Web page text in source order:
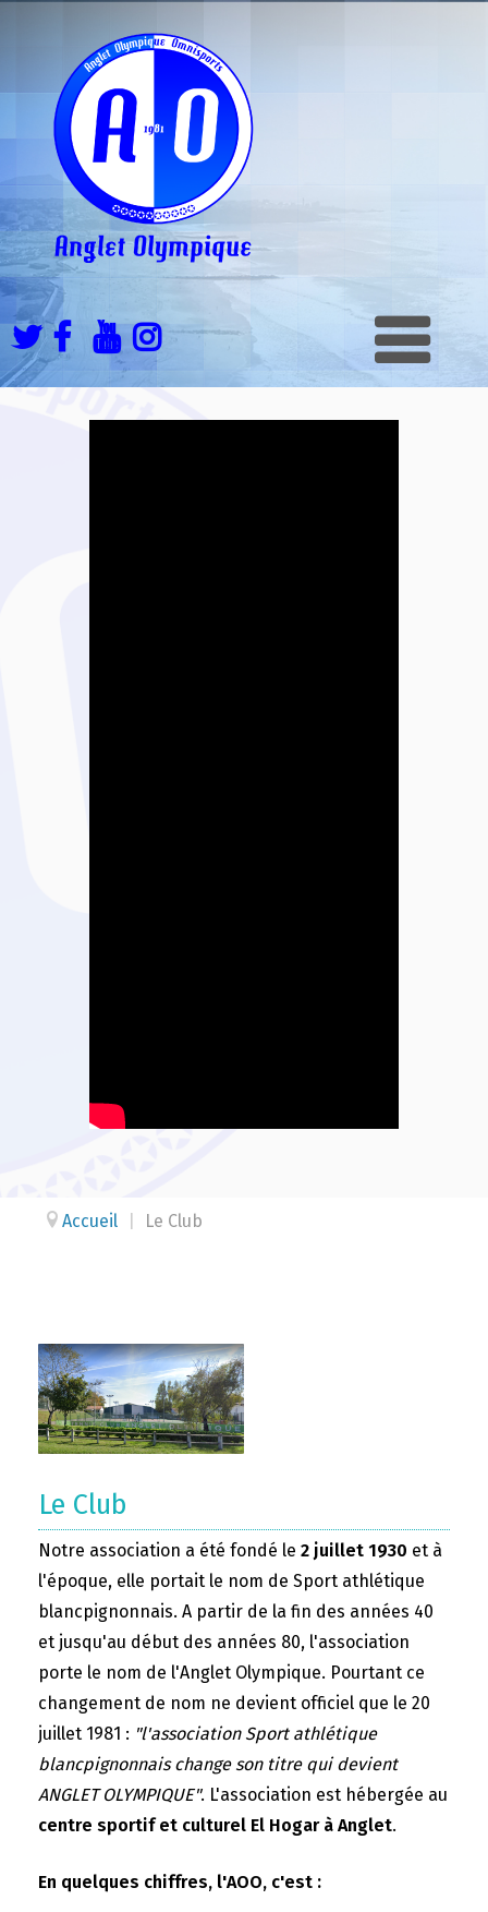
Accueil Le Club
Le Club
Notre association a été fondé le 2 juillet 1930 et à
l'époque, elle portait le nom de Sport athlétique
blancpignonnais. A partir de la fin des années 40
et jusqu'au début des années 80, l'association
porte le nom de l'Anglet Olympique. Pourtant ce
changement de nom ne devient officiel que le 20
juillet 1981 : "l'association Sport athlétique
blancpignonnais change son titre qui devient
ANGLET OLYMPIQUE". L'association est hébergée au
centre sportif et culturel El Hogar à Anglet.
En quelques chiffres, l'AOO, c'est :